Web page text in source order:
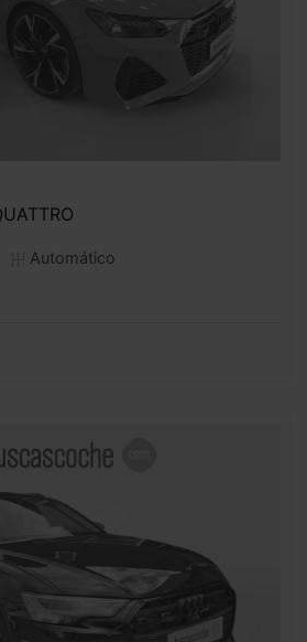
Automático